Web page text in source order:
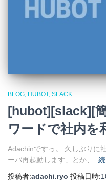
BLOG HUBOT SLACK
[hubot][slack][
ワードで社内を
Adachinですっ。 久しぶりに
ーバ再起動します」とか、
投稿者:adachi.ryo 投稿日時: